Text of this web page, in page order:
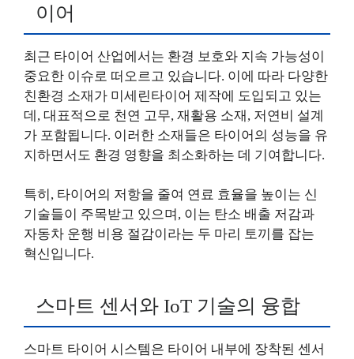
이어
최근 타이어 산업에서는 환경 보호와 지속 가능성이
중요한 이슈로 떠오르고 있습니다. 이에 따라 다양한
친환경 소재가 미세린타이어 제작에 도입되고 있는
데, 대표적으로 천연 고무, 재활용 소재, 저연비 설계
가 포함됩니다. 이러한 소재들은 타이어의 성능을 유
지하면서도 환경 영향을 최소화하는 데 기여합니다.
특히, 타이어의 저항을 줄여 연료 효율을 높이는 신
기술들이 주목받고 있으며, 이는 탄소 배출 저감과
자동차 운행 비용 절감이라는 두 마리 토끼를 잡는
혁신입니다.
스마트 센서와 IoT 기술의 융합
스마트 타이어 시스템은 타이어 내부에 장착된 센서